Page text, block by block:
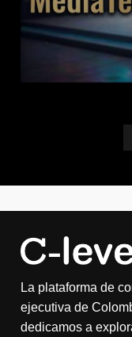
La plataforma de
ejecutiva de
dedicamos a